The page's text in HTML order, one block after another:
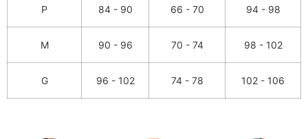
P 84 - 90 66 - 70 94 - 98
M 90 - 96 70 - 74 98 - 102
G 96 - 102 74 - 78 102 - 106